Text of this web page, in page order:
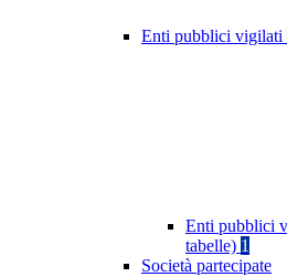
Enti pubblici vigilati
Enti pubblici
tabelle) 1
Società partecipate